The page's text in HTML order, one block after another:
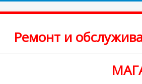
Ремонт и